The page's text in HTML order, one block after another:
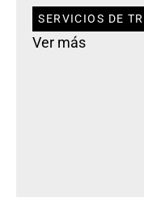
SERVICIOS DE
Ver más